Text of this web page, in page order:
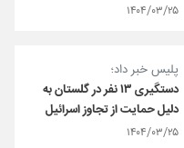
۱۴۰۴/۰۳/۲۵
پلیس خبر داد؛
دستگیری ۱۳ نفر در گلستان به
دلیل حمایت از تجاوز اسرائیل
۱۴۰۴/۰۳/۲۵